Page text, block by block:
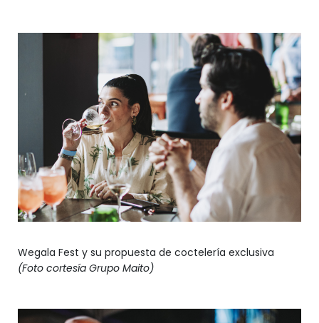
Wegala Fest y su propuesta de coctelería exclusiva
(Foto cortesía Grupo Maito)